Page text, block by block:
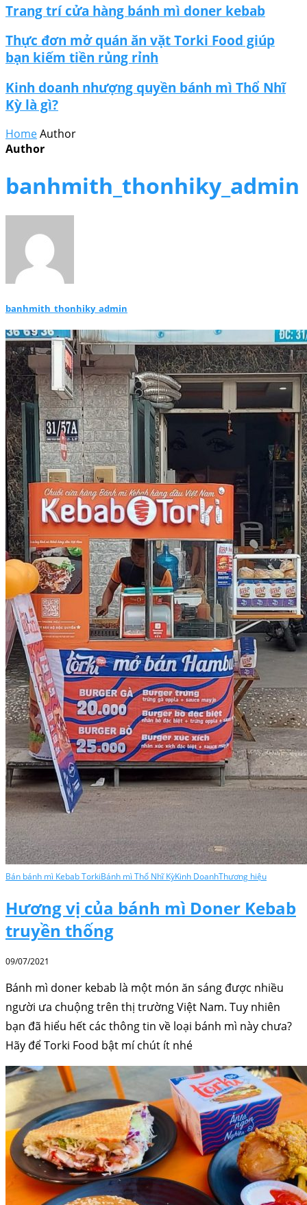
Trang trí cửa hàng bánh mì doner kebab
Thực đơn mở quán ăn vặt Torki Food giúp
bạn kiếm tiền rủng rỉnh
Kinh doanh nhượng quyền bánh mì Thổ Nhĩ
Kỳ là gì?
HomeAuthor
Author
banhmith_thonhiky_admin
banhmith_thonhiky_admin
Bán bánh mì Kebab TorkiBánh mì Thổ Nhĩ KỳKinh DoanhThương hiệu
Hương vị của bánh mì Doner Kebab
truyền thống
09/07/2021
Bánh mì doner kebab là một món ăn sáng được nhiều
người ưa chuộng trên thị trường Việt Nam. Tuy nhiên
bạn đã hiểu hết các thông tin về loại bánh mì này chưa?
Hãy để Torki Food bật mí chút ít nhé